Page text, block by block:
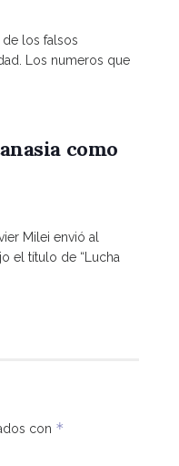
de los falsos
Los numeros que
como
Milei envió al
el título de “Lucha
con *